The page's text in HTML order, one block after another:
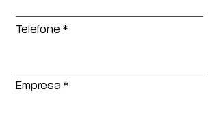
Telefone
Empresa